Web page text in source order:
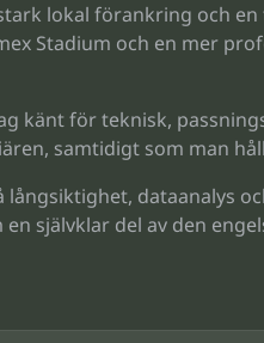
lokal förankring och
Stadium och en mer
känt för teknisk,
samtidigt som man
dataanalys
självklar del av den